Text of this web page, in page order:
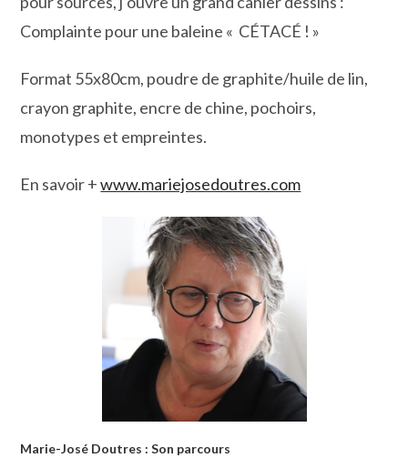
Complainte pour une baleine « CÉTACÉ ! »
Format 55x80cm, poudre de graphite/huile de lin,
crayon graphite, encre de chine, pochoirs,
monotypes et empreintes.
En savoir +www.mariejosedoutres.com
Marie-José Doutres : Son parcours